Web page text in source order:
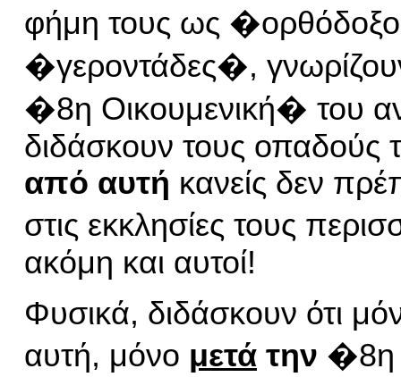
φήμη τους ως
�γεροντάδες�,
�8η Οικουμενική� του
διδάσκουν τους οπαδούς
από αυτή κανείς δεν
στις εκκλησίες τους
ακόμη και αυτοί!
Φυσικά, διδάσκουν ότι
αυτή, μόνο μετά την �8η